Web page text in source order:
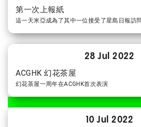
第一次上報紙
這一天米亞成為了其中一位接受了星島日報訪
28 Jul 2022
ACGHK 幻花茶屋
幻花茶屋一周年在ACGHK首次表演
10 Jul 2022